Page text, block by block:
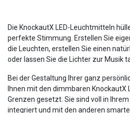
Die KnockautX LED-Leuchtmitteln
perfekte Stimmung. Erstellen Sie
die Leuchten, erstellen Sie einen
oder lassen Sie die Lichter zur Musik
Bei der Gestaltung Ihrer ganz
Ihnen mit den dimmbaren KnockautX
Grenzen gesetzt. Sie sind voll in
integriert und mit den anderen